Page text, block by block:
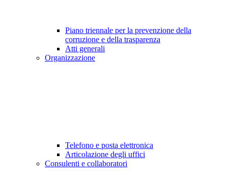
Piano triennale per la prevenzione della
corruzione e della trasparenza
Atti generali
Organizzazione
Telefono e posta elettronica
Articolazione degli uffici
Consulenti e collaboratori